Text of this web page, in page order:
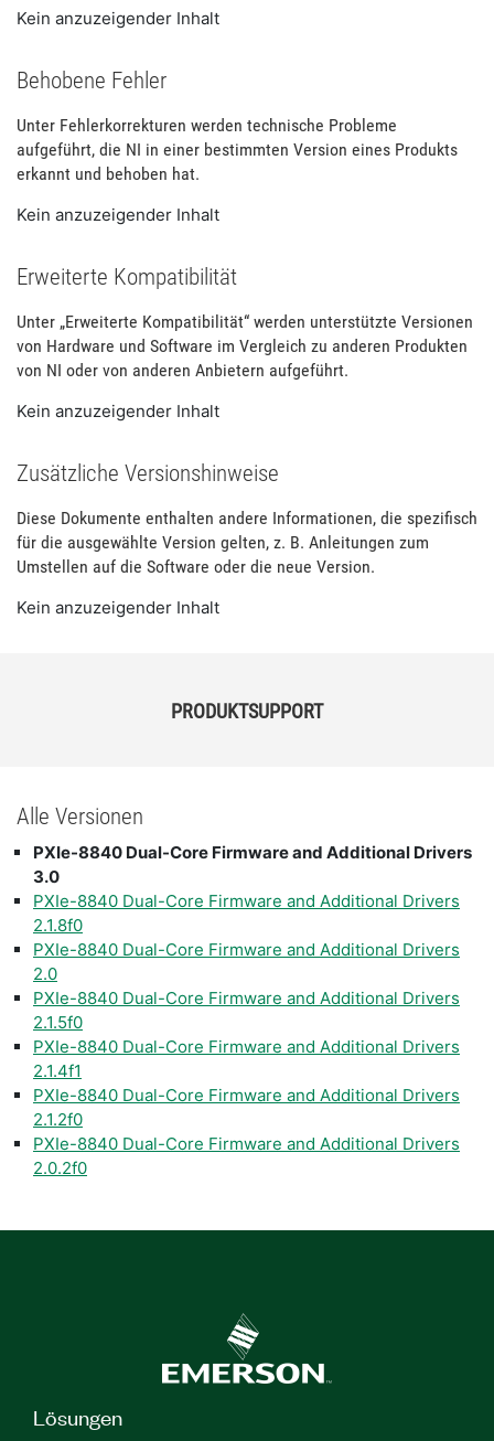
Kein anzuzeigender Inhalt
Behobene Fehler
Unter Fehlerkorrekturen werden technische Probleme
aufgeführt, die NI in einer bestimmten Version eines Produkts
erkannt und behoben hat.
Kein anzuzeigender Inhalt
Erweiterte Kompatibilität
Unter „Erweiterte Kompatibilität“ werden unterstützte Versionen
von Hardware und Software im Vergleich zu anderen Produkten
von NI oder von anderen Anbietern aufgeführt.
Kein anzuzeigender Inhalt
Zusätzliche Versionshinweise
Diese Dokumente enthalten andere Informationen, die spezifisch
für die ausgewählte Version gelten, z. B. Anleitungen zum
Umstellen auf die Software oder die neue Version.
Kein anzuzeigender Inhalt
PRODUKTSUPPORT
Alle Versionen
PXIe-8840 Dual-Core Firmware and Additional Drivers
3.0
PXIe-8840 Dual-Core Firmware and Additional Drivers
2.1.8f0
PXIe-8840 Dual-Core Firmware and Additional Drivers
2.0
PXIe-8840 Dual-Core Firmware and Additional Drivers
2.1.5f0
PXIe-8840 Dual-Core Firmware and Additional Drivers
2.1.4f1
PXIe-8840 Dual-Core Firmware and Additional Drivers
2.1.2f0
PXIe-8840 Dual-Core Firmware and Additional Drivers
2.0.2f0
Lösungen